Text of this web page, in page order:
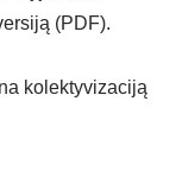
(PDF).
kolektyvizaciją